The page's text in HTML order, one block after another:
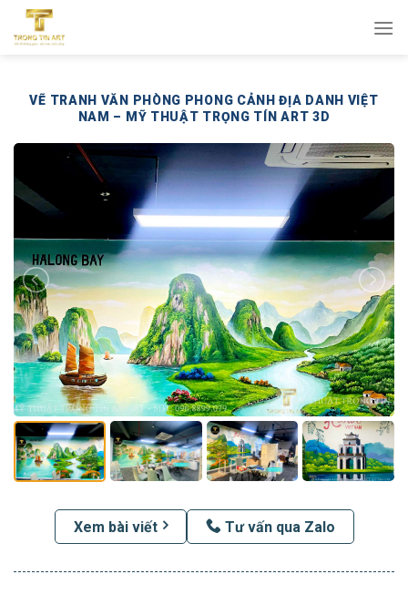
qua
VẼ TRANH VĂN PHÒNG PHONG CẢNH ĐỊA DANH VIỆT
NAM – MỸ THUẬT TRỌNG TÍN ART 3D
Xem bài viết Tư vấn qua Zalo